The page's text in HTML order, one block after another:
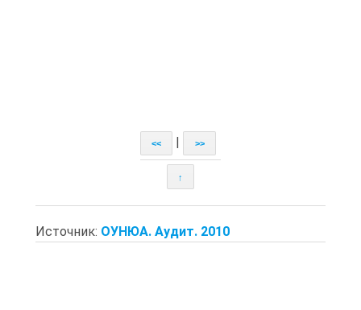
<< >>
↑
Источник: ОУНЮА. Аудит. 2010